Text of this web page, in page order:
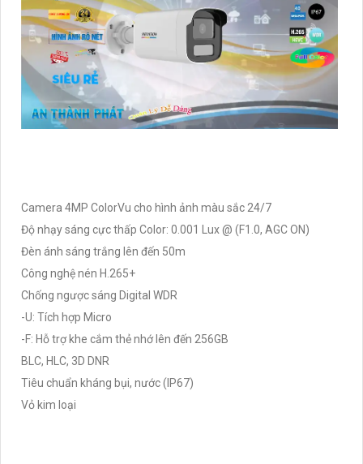
Camera 4MP ColorVu cho hình ảnh màu sắc 24/7
Độ nhạy sáng cực thấp Color: 0.001 Lux @ (F1.0, AGC ON)
Đèn ánh sáng trắng lên đến 50m
Công nghệ nén H.265+
Chống ngược sáng Digital WDR
-U: Tích hợp Micro
-F: Hỗ trợ khe cắm thẻ nhớ lên đến 256GB
BLC, HLC, 3D DNR
Tiêu chuẩn kháng bụi, nước (IP67)
Vỏ kim loại